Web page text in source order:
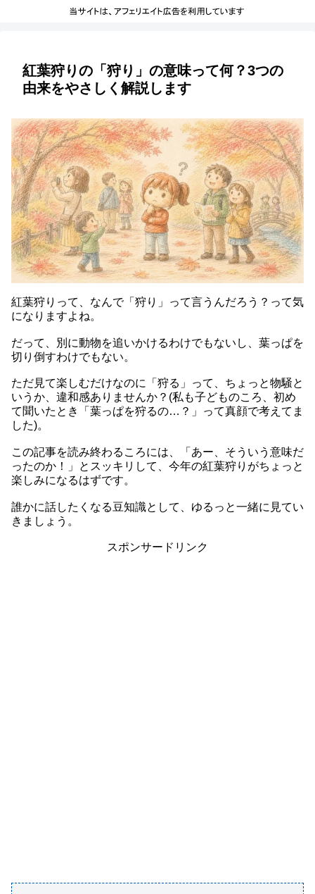
紅葉狩りの「狩り」の意味って何？3つの
由来をやさしく解説します
紅葉狩りって、なんで「狩り」って言うんだろう？って気
になりますよね。
だって、別に動物を追いかけるわけでもないし、葉っぱを
切り倒すわけでもない。
ただ見て楽しむだけなのに「狩る」って、ちょっと物騒と
いうか、違和感ありませんか？(私も子どものころ、初め
て聞いたとき「葉っぱを狩るの…？」って真顔で考えてま
した)。
この記事を読み終わるころには、「あー、そういう意味だ
ったのか！」とスッキリして、今年の紅葉狩りがちょっと
楽しみになるはずです。
誰かに話したくなる豆知識として、ゆるっと一緒に見てい
きましょう。
スポンサードリンク